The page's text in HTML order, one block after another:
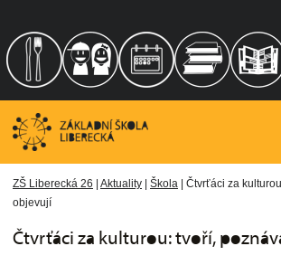
obsah
ZŠ Liberecká 26 | Aktuality | Škola | Čtvrťáci za
objevují
Čtvrťáci za kulturou: tvoří,